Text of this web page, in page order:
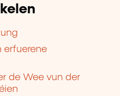
erfuerene
de Wee vun der